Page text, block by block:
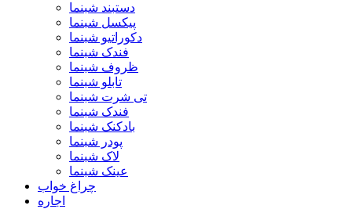
دستبند شبنما
پیکسل شبنما
دکوراتیو شبنما
فندک شبنما
ظروف شبنما
تابلو شبنما
تی شرت شبنما
فندک شبنما
بادکنک شبنما
پودر شبنما
لاک شبنما
عینک شبنما
چراغ خواب
اجاره